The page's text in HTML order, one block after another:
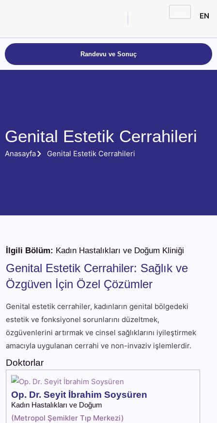
EN
Randevu ve Sonuç
Genital Estetik Cerrahileri
Anasayfa Genital Estetik Cerrahileri
İlgili Bölüm: Kadın Hastalıkları ve Doğum Kliniği
Genital Estetik Cerrahiler: Sağlık ve
Özgüven İçin Özel Çözümler
Genital estetik cerrahiler, kadınların genital bölgedeki
estetik ve fonksiyonel sorunlarını düzeltmek,
özgüvenlerini artırmak ve cinsel sağlıklarını iyileştirmek
amacıyla uygulanan cerrahi ve non-invaziv işlemlerdir.
Doktorlar
Op. Dr. Seyit İbrahim Soysüren
Kadın Hastalıkları ve Doğum
(Metropol Şemikler Tıp Merkezi)